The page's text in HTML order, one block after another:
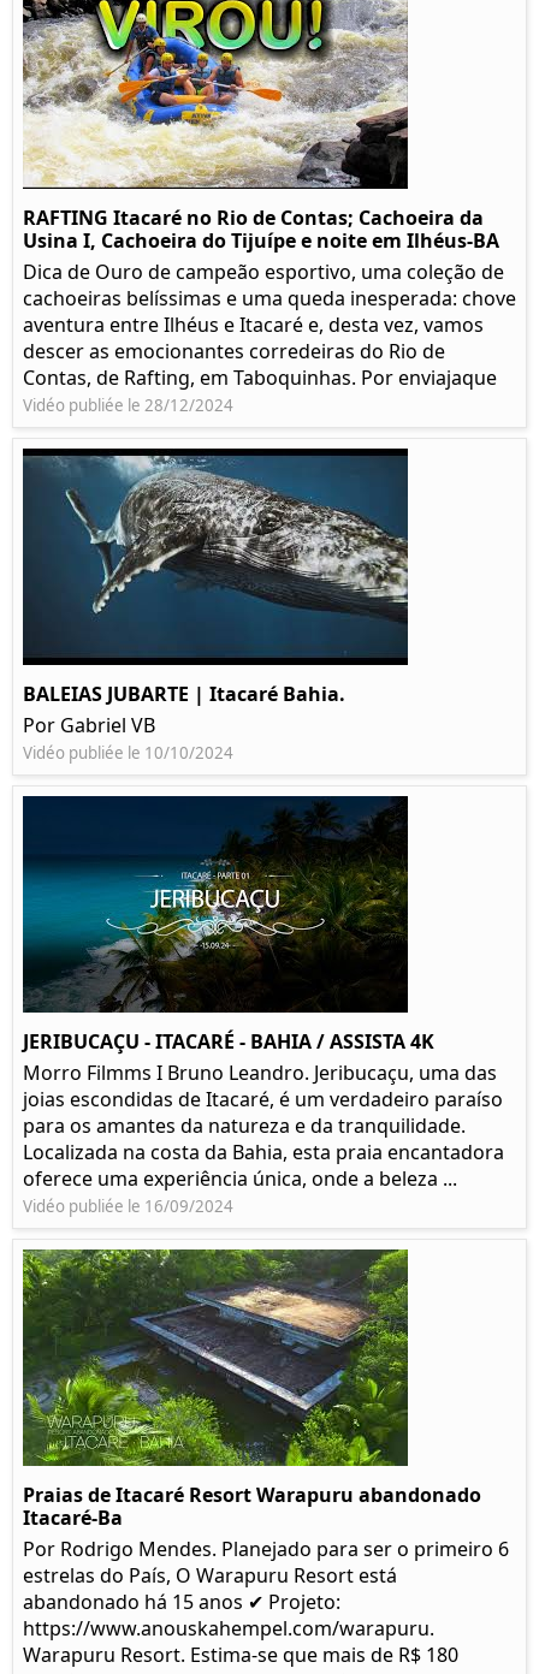
RAFTING Itacaré no Rio de Contas; Cachoeira da
Usina I, Cachoeira do Tijuípe e noite em Ilhéus-BA
Dica de Ouro de campeão esportivo, uma coleção de
cachoeiras belíssimas e uma queda inesperada: chove
aventura entre Ilhéus e Itacaré e, desta vez, vamos
descer as emocionantes corredeiras do Rio de
Contas, de Rafting, em Taboquinhas. Por enviajaque
Vidéo publiée le 28/12/2024
BALEIAS JUBARTE | Itacaré Bahia.
Por Gabriel VB
Vidéo publiée le 10/10/2024
JERIBUCAÇU - ITACARÉ - BAHIA / ASSISTA 4K
Morro Filmms I Bruno Leandro. Jeribucaçu, uma das
joias escondidas de Itacaré, é um verdadeiro paraíso
para os amantes da natureza e da tranquilidade.
Localizada na costa da Bahia, esta praia encantadora
oferece uma experiência única, onde a beleza ...
Vidéo publiée le 16/09/2024
Praias de Itacaré Resort Warapuru abandonado
Itacaré-Ba
Por Rodrigo Mendes. Planejado para ser o primeiro 6
estrelas do País, O Warapuru Resort está
abandonado há 15 anos ✔ Projeto:
https://www.anouskahempel.com/warapuru.
Warapuru Resort. Estima-se que mais de R$ 180